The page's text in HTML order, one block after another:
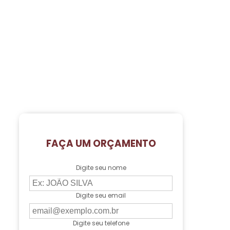
FAÇA UM ORÇAMENTO
Digite seu nome
Digite seu email
Digite seu telefone